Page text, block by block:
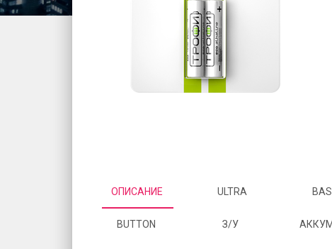
ОПИСАНИЕ ULTRA
BUTTON З/У